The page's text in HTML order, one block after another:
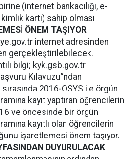
(internet bankacılığı, e-
kartı) sahip olması
ÖNEM TAŞIYOR
internet adresinden
gerçekleştirilebilecek.
bilgi; kyk.gsb.gov.tr
Kılavuzu”ndan
2016-OSYS ile örgün
kayıt yaptıran öğrencilerin
ve öncesinde bir örgün
kayıtlı olan öğrencilerin
işaretlemesi önem taşıyor.
DUYURULACAK